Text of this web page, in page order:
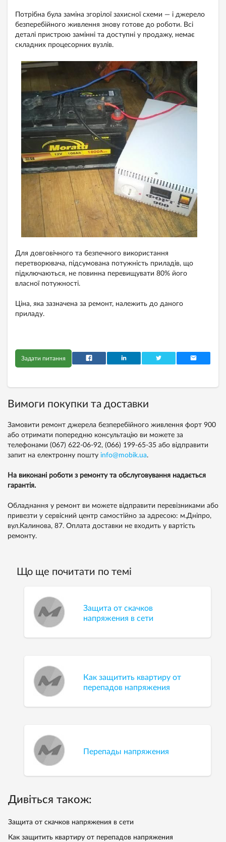
Потрібна була заміна згорілої захисної схеми — і джерело
безперебійного живлення знову готове до роботи. Всі
деталі пристрою замінні та доступні у продажу, немає
складних процесорних вузлів.
Для довговічного та безпечного використання
перетворювача, підсумована потужність приладів, що
підключаються, не повинна перевищувати 80% його
власної потужності.
Ціна, яка зазначена за ремонт, належить до даного
приладу.
Задати питання
Вимоги покупки та доставки
Замовити ремонт джерела безперебійного живлення форт 900
або отримати попередню консультацію ви можете за
телефонами (067) 622-06-92, (066) 199-65-35 або відправити
запит на електронну пошту info@mobik.ua.
На виконані роботи з ремонту та обслуговування надається
гарантія.
Обладнання у ремонт ви можете відправити перевізниками або
привезти у сервісний центр самостійно за адресою: м.Дніпро,
вул.Калинова, 87. Оплата доставки не входить у вартість
ремонту.
Що ще почитати по темі
Защита от скачков
напряжения в сети
Как защитить квартиру от
перепадов напряжения
Перепады напряжения
Дивіться також:
Защита от скачков напряжения в сети
Как защитить квартиру от перепадов напряжения